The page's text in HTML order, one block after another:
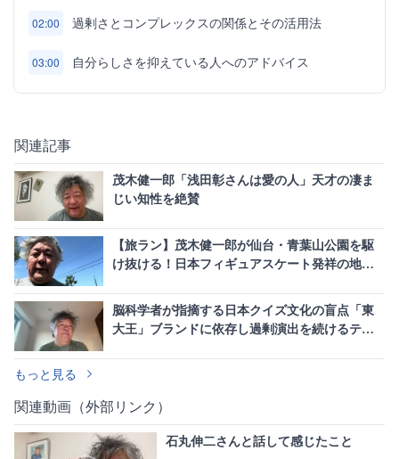
02:00 過剰さとコンプレックスの関係とその活用法
03:00 自分らしさを抑えている人へのアドバイス
関連記事
茂木健一郎「浅田彰さんは愛の人」天才の凄ま
じい知性を絶賛
【旅ラン】茂木健一郎が仙台・青葉山公園を駆
け抜ける！日本フィギュアスケート発祥の地
脳科学者が指摘する日本クイズ文化の盲点「東
大王」ブランドに依存し過剰演出を続けるテレ
もっと見る
関連動画（外部リンク）
石丸伸二さんと話して感じたこと